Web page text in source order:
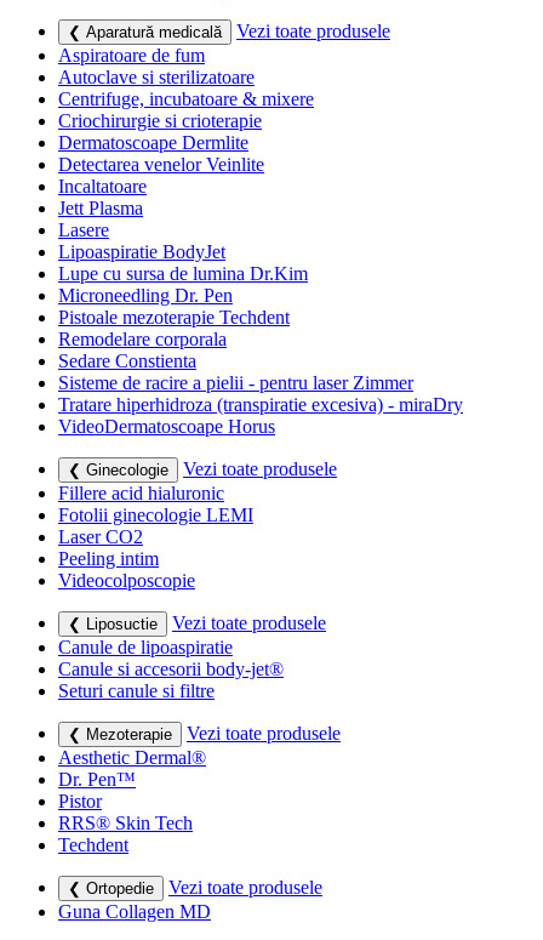
❮ Aparatură medicală
Vezi toate produsele
Aspiratoare de fum
Autoclave si sterilizatoare
Centrifuge, incubatoare & mixere
Criochirurgie si crioterapie
Dermatoscoape Dermlite
Detectarea venelor Veinlite
Incaltatoare
Jett Plasma
Lasere
Lipoaspiratie BodyJet
Lupe cu sursa de lumina Dr.Kim
Microneedling Dr. Pen
Pistoale mezoterapie Techdent
Remodelare corporala
Sedare Constienta
Sisteme de racire a pielii - pentru laser Zimmer
Tratare hiperhidroza (transpiratie excesiva) - miraDry
VideoDermatoscoape Horus
❮ Ginecologie
Vezi toate produsele
Fillere acid hialuronic
Fotolii ginecologie LEMI
Laser CO2
Peeling intim
Videocolposcopie
❮ Liposuctie
Vezi toate produsele
Canule de lipoaspiratie
Canule si accesorii body-jet®
Seturi canule si filtre
❮ Mezoterapie
Vezi toate produsele
Aesthetic Dermal®
Dr. Pen™
Pistor
RRS® Skin Tech
Techdent
❮ Ortopedie
Vezi toate produsele
Guna Collagen MD